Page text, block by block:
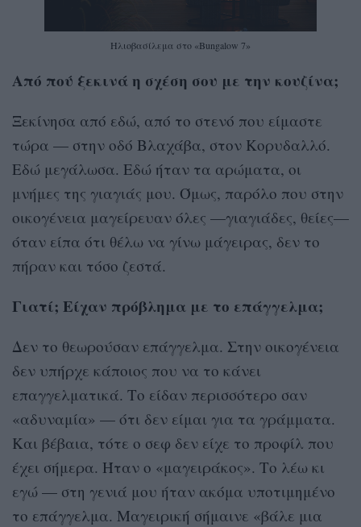
Ηλιοβασίλεμα στο «Bungalow 7»
Από πού ξεκινά η σχέση σου με την κουζίνα;
Ξεκίνησα από εδώ, από το στενό που είμαστε
τώρα — στην οδό Βλαχάβα, στον Κορυδαλλό.
Εδώ μεγάλωσα. Εδώ ήταν τα αρώματα, οι
μνήμες της γιαγιάς μου. Όμως, παρόλο που στην
οικογένεια μαγείρευαν όλες —γιαγιάδες, θείες—
όταν είπα ότι θέλω να γίνω μάγειρας, δεν το
πήραν και τόσο ζεστά.
Γιατί; Είχαν πρόβλημα με το επάγγελμα;
Δεν το θεωρούσαν επάγγελμα. Στην οικογένεια
δεν υπήρχε κάποιος που να το κάνει
επαγγελματικά. Το είδαν περισσότερο σαν
«αδυναμία» — ότι δεν είμαι για τα γράμματα.
Και βέβαια, τότε ο σεφ δεν είχε το προφίλ που
έχει σήμερα. Ήταν ο «μαγειράκος». Το λέω κι
εγώ — στη γενιά μου ήταν ακόμα υποτιμημένο
το επάγγελμα. Μαγειρική σήμαινε «βάλε μια